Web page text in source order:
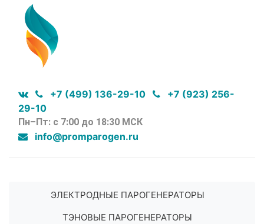
+7 (499) 136-29-10
+7 (923) 256-
29-10
Пн–Пт: с 7:00 до 18:30 МСК
info@promparogen.ru
ЭЛЕКТРОДНЫЕ ПАРОГЕНЕРАТОРЫ
ТЭНОВЫЕ ПАРОГЕНЕРАТОРЫ